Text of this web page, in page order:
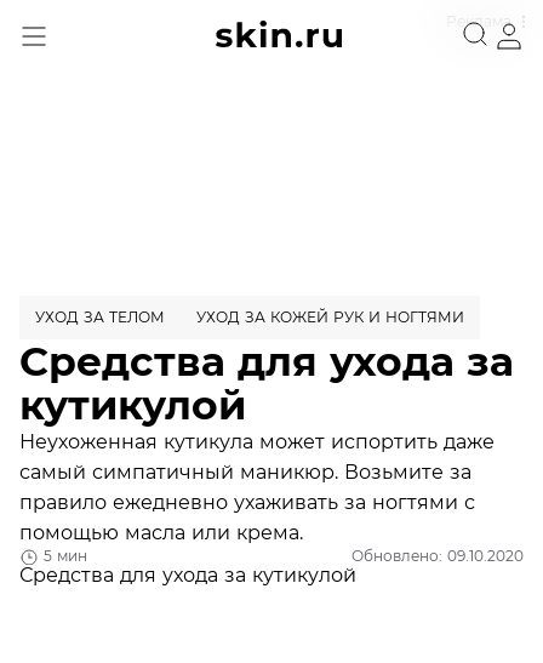
Реклама
5 мин Обновлено: 09.10.2020
УХОД ЗА ТЕЛОМ УХОД ЗА КОЖЕЙ РУК И НОГТЯМИ
Средства для ухода за
кутикулой
Неухоженная кутикула может испортить даже
самый симпатичный маникюр. Возьмите за
правило ежедневно ухаживать за ногтями с
помощью масла или крема.